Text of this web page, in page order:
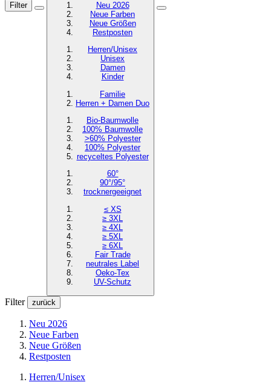
Filter
Neu 2026
Neue Farben
Neue Größen
Restposten
Herren/Unisex
Unisex
Damen
Kinder
Familie
Herren + Damen Duo
Bio-Baumwolle
100% Baumwolle
>60% Polyester
100% Polyester
recyceltes Polyester
60°
90°/95°
trocknergeeignet
≤ XS
≥ 3XL
≥ 4XL
≥ 5XL
≥ 6XL
Fair Trade
neutrales Label
Oeko-Tex
UV-Schutz
Filter zurück
Neu 2026
Neue Farben
Neue Größen
Restposten
Herren/Unisex